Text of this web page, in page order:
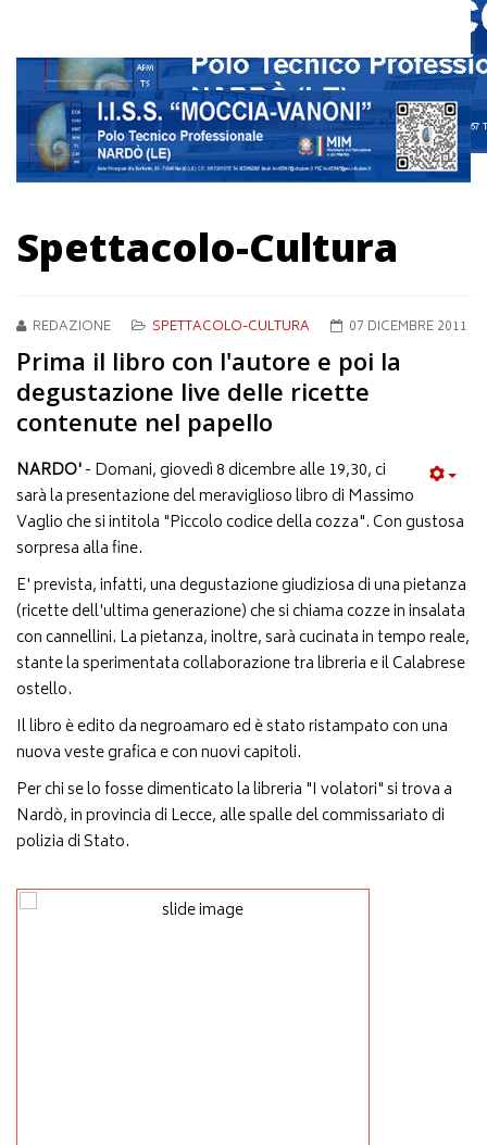
Spettacolo-Cultura
REDAZIONE SPETTACOLO-CULTURA 07 DICEMBRE 2011
Prima il libro con l'autore e poi la
degustazione live delle ricette
contenute nel papello
NARDO'- Domani, giovedì 8 dicembre alle 19,30, ci
sarà la presentazione del meraviglioso libro di Massimo
Vaglio che si intitola "Piccolo codice della cozza". Con gustosa
sorpresa alla fine.
E' prevista, infatti, una degustazione giudiziosa di una pietanza
(ricette dell'ultima generazione) che si chiama cozze in insalata
con cannellini. La pietanza, inoltre, sarà cucinata in tempo reale,
stante la sperimentata collaborazione tra libreria e il Calabrese
ostello.
Il libro è edito da negroamaro ed è stato ristampato con una
nuova veste grafica e con nuovi capitoli.
Per chi se lo fosse dimenticato la libreria "I volatori" si trova a
Nardò, in provincia di Lecce, alle spalle del commissariato di
polizia di Stato.